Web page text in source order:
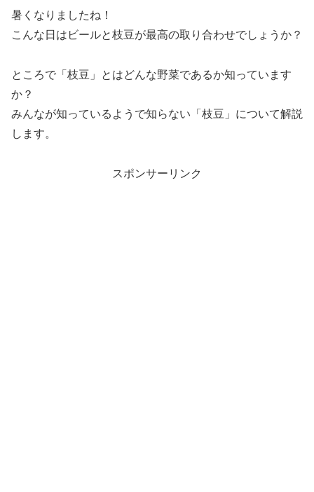
暑くなりましたね！
こんな日はビールと枝豆が最高の取り合わせでしょうか？
ところで「枝豆」とはどんな野菜であるか知っています
か？
みんなが知っているようで知らない「枝豆」について解説
します。
スポンサーリンク